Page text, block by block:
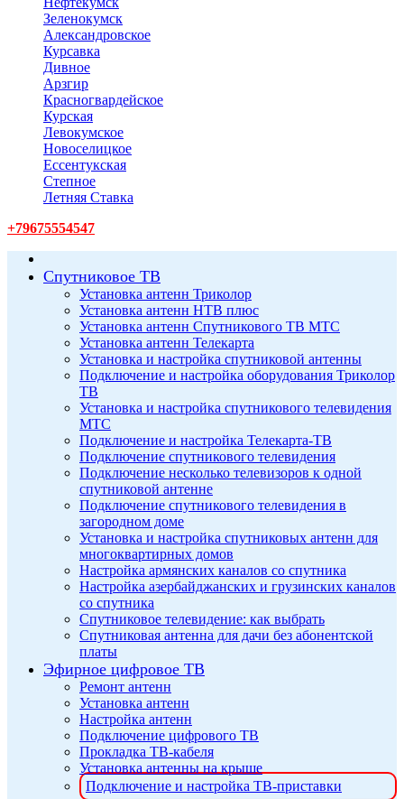
Зеленокумск
Александровское
Курсавка
Дивное
Арзгир
Красногвардейское
Курская
Левокумское
Новоселицкое
Ессентукская
Степное
Летняя Ставка
+79675554547
Спутниковое ТВ
Установка антенн Триколор
Установка антенн НТВ плюс
Установка антенн Спутникового ТВ МТС
Установка антенн Телекарта
Установка и настройка спутниковой антенны
Подключение и настройка оборудования Триколор
ТВ
Установка и настройка спутникового телевидения
МТС
Подключение и настройка Телекарта-ТВ
Подключение спутникового телевидения
Подключение несколько телевизоров к одной
спутниковой антенне
Подключение спутникового телевидения в
загородном доме
Установка и настройка спутниковых антенн для
многоквартирных домов
Настройка армянских каналов со спутника
Настройка азербайджанских и грузинских каналов
со спутника
Спутниковое телевидение: как выбрать
Спутниковая антенна для дачи без абонентской
платы
Эфирное цифровое ТВ
Ремонт антенн
Установка антенн
Настройка антенн
Подключение цифрового ТВ
Прокладка ТВ-кабеля
Установка антенны на крыше
Подключение и настройка ТВ-приставки